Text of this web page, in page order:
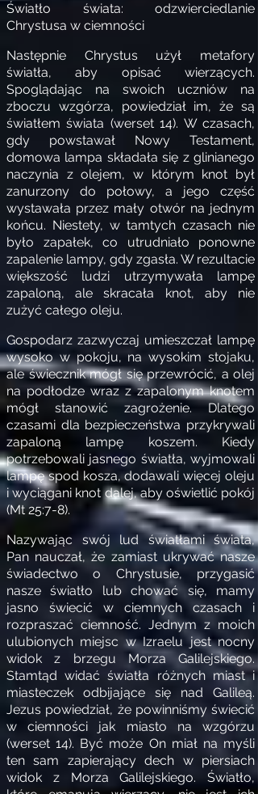
Światło świata: odzwierciedlanie
Chrystusa w ciemności
Następnie Chrystus użył metafory
światła, aby opisać wierzących.
Spoglądając na swoich uczniów na
zboczu wzgórza, powiedział im, że są
światłem świata (werset 14). W czasach,
gdy powstawał Nowy Testament,
domowa lampa składała się z glinianego
naczynia z olejem, w którym knot był
zanurzony do połowy, a jego część
wystawała przez mały otwór na jednym
końcu. Niestety, w tamtych czasach nie
było zapałek, co utrudniało ponowne
zapalenie lampy, gdy zgasła. W rezultacie
większość ludzi utrzymywała lampę
zapaloną, ale skracała knot, aby nie
zużyć całego oleju.
Gospodarz zazwyczaj umieszczał lampę
wysoko w pokoju, na wysokim stojaku,
ale świecznik mógł się przewrócić, a olej
na podłodze wraz z zapalonym knotem
mógł stanowić zagrożenie. Dlatego
czasami dla bezpieczeństwa przykrywali
zapaloną lampę koszem. Kiedy
potrzebowali jasnego światła, wyjmowali
lampę spod kosza, dodawali więcej oleju
i wyciągani knot dalej, aby oświetlić pokój
(Mt 25:7-8).
Nazywając swój lud światłami świata,
Pan nauczał, że zamiast ukrywać nasze
świadectwo o Chrystusie, przygasić
nasze światło lub chować się, mamy
jasno świecić w ciemnych czasach i
rozpraszać ciemność. Jednym z moich
ulubionych miejsc w Izraelu jest nocny
widok z brzegu Morza Galilejskiego.
Stamtąd widać światła różnych miast i
miasteczek odbijające się nad Galileą.
Jezus powiedział, że powinniśmy świecić
w ciemności jak miasto na wzgórzu
(werset 14). Być może On miał na myśli
ten sam zapierający dech w piersiach
widok z Morza Galilejskiego. Światło,